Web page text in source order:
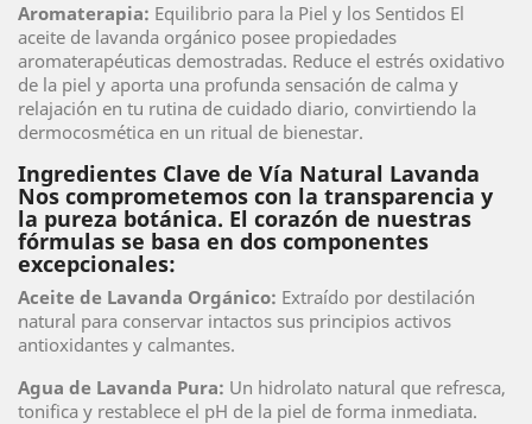
Aromaterapia: Equilibrio para la Piel y los Sentidos El
aceite de lavanda orgánico posee propiedades
aromaterapéuticas demostradas. Reduce el estrés oxidativo
de la piel y aporta una profunda sensación de calma y
relajación en tu rutina de cuidado diario, convirtiendo la
dermocosmética en un ritual de bienestar.
Ingredientes Clave de Vía Natural Lavanda
Nos comprometemos con la transparencia y
la pureza botánica. El corazón de nuestras
fórmulas se basa en dos componentes
excepcionales:
Aceite de Lavanda Orgánico: Extraído por destilación
natural para conservar intactos sus principios activos
antioxidantes y calmantes.
Agua de Lavanda Pura: Un hidrolato natural que refresca,
tonifica y restablece el pH de la piel de forma inmediata.